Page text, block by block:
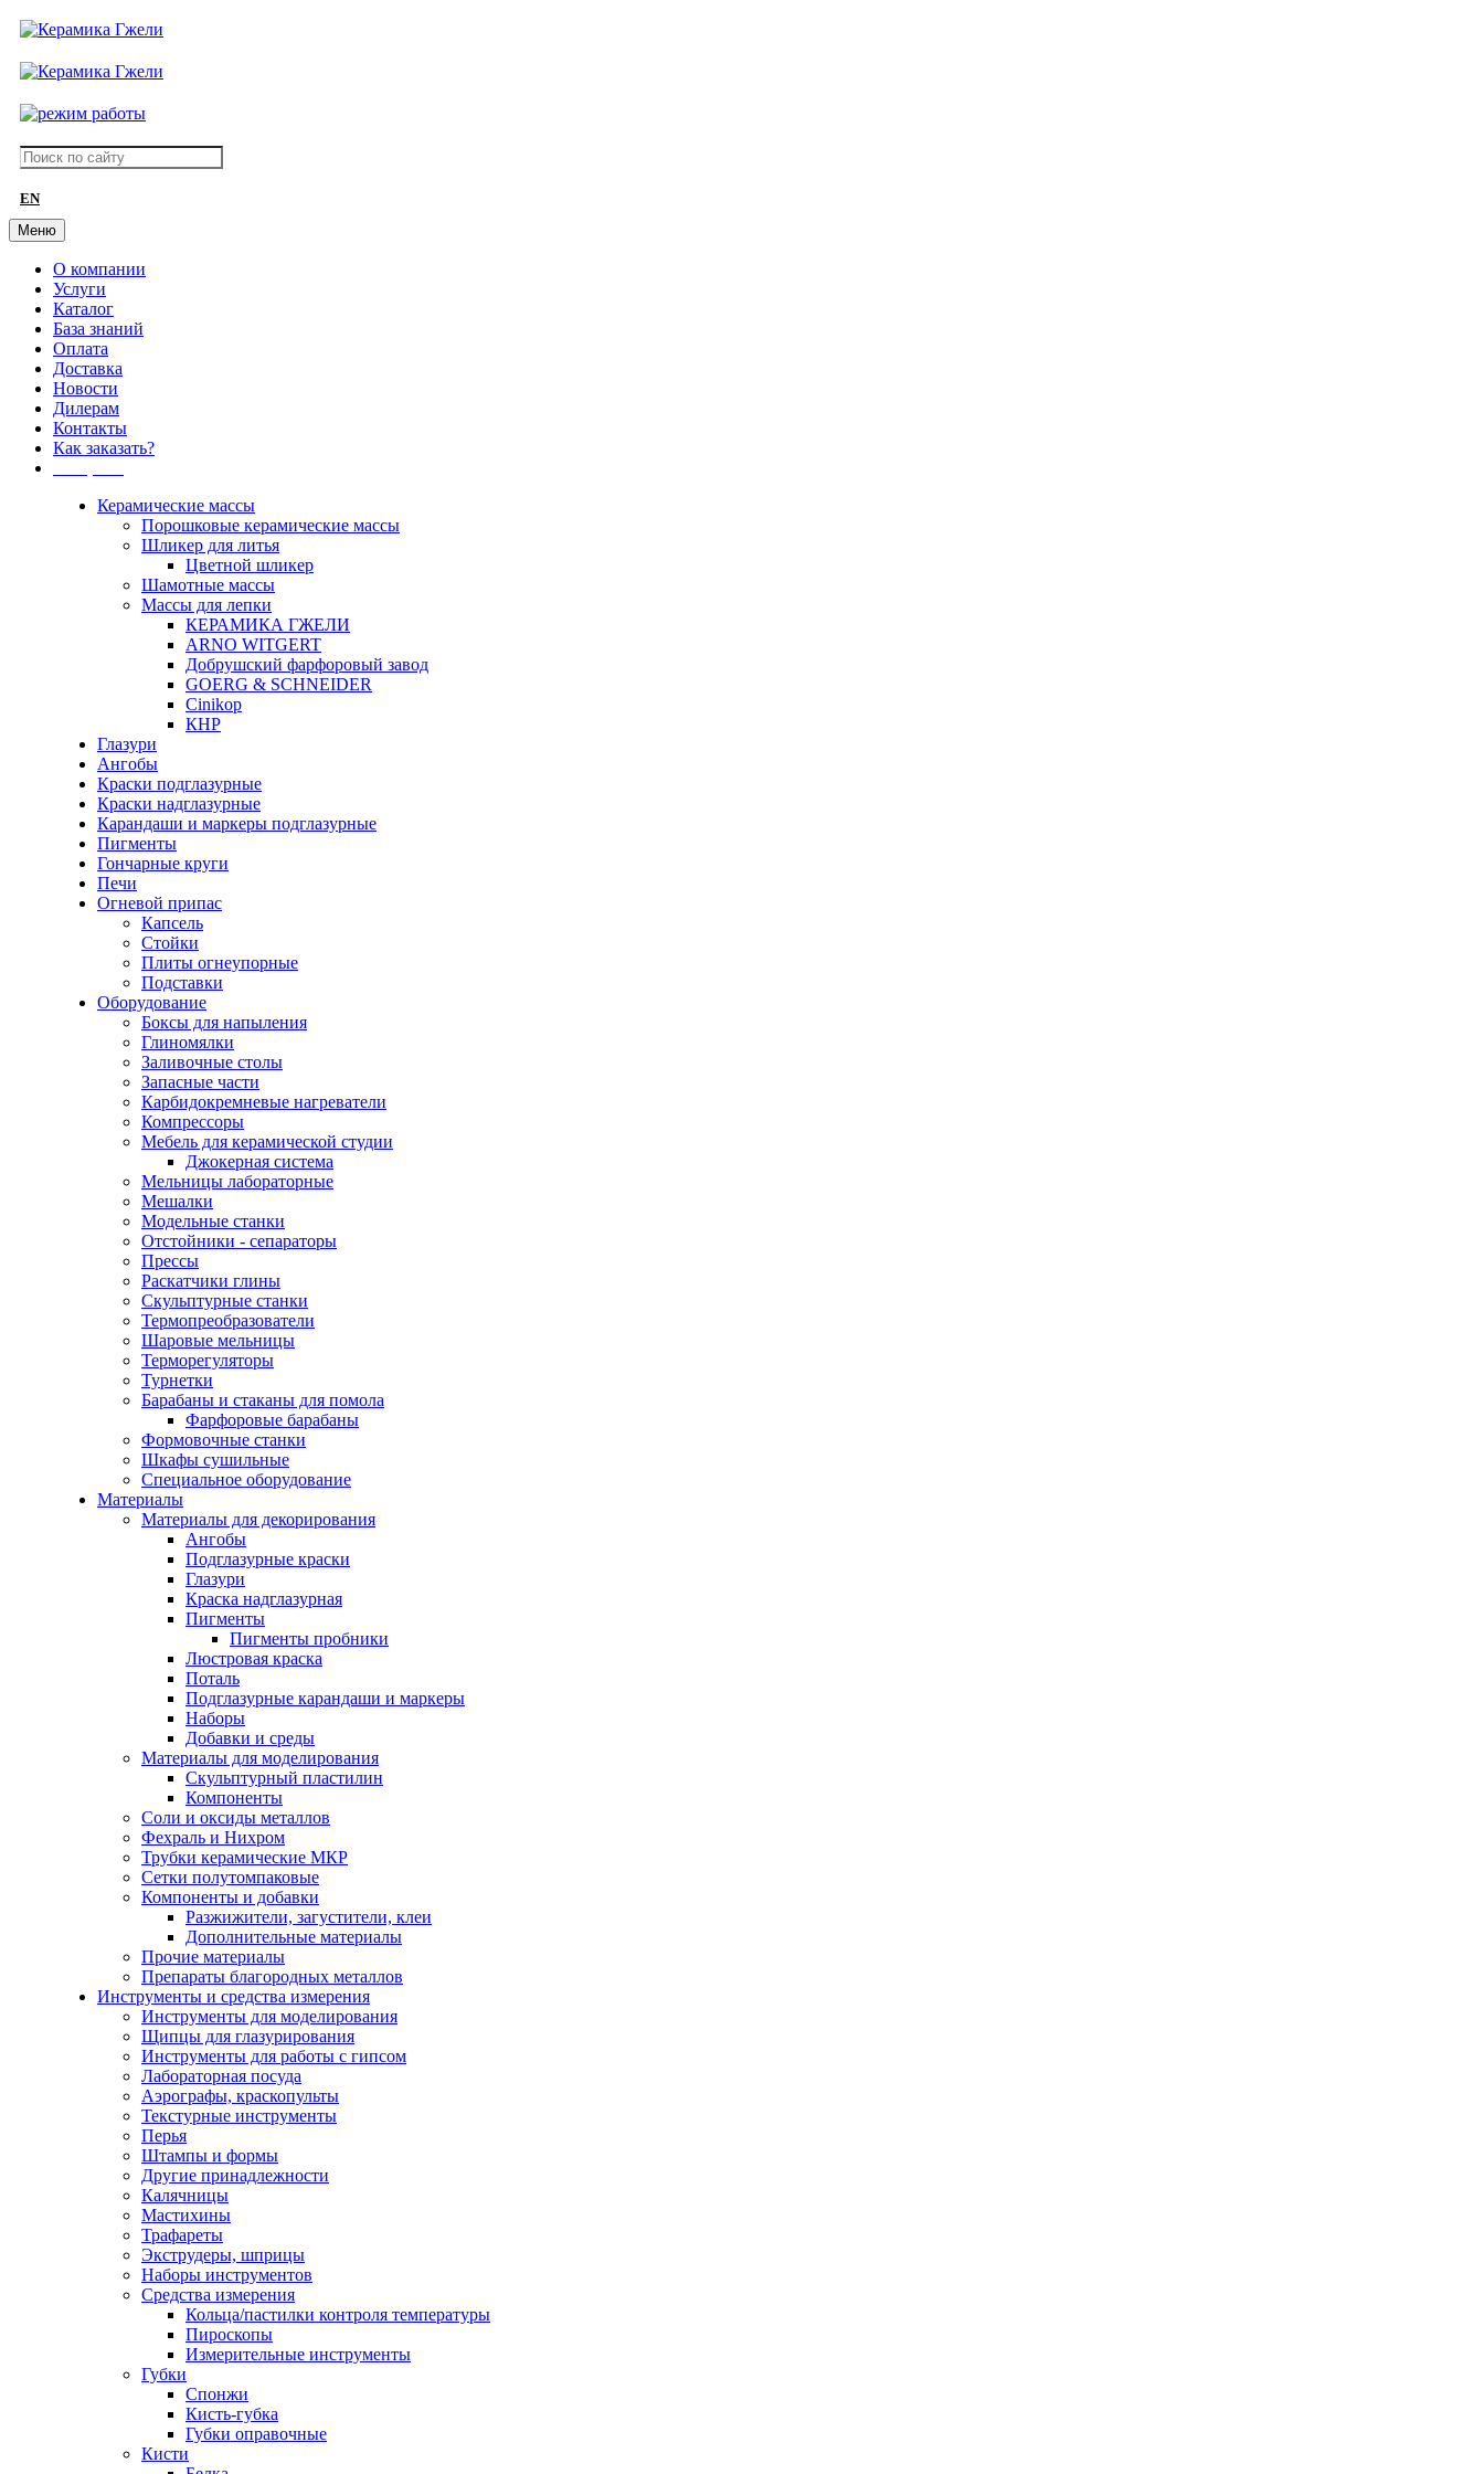
EN
Меню
О компании
Услуги
Каталог
База знаний
Оплата
Доставка
Новости
Дилерам
Контакты
Как заказать?
Керамические массы
Порошковые керамические массы
Шликер для литья
Цветной шликер
Шамотные массы
Массы для лепки
КЕРАМИКА ГЖЕЛИ
ARNO WITGERT
Добрушский фарфоровый завод
GOERG & SCHNEIDER
Cinikop
КНР
Глазури
Ангобы
Краски подглазурные
Краски надглазурные
Карандаши и маркеры подглазурные
Пигменты
Гончарные круги
Печи
Огневой припас
Капсель
Стойки
Плиты огнеупорные
Подставки
Оборудование
Боксы для напыления
Глиномялки
Заливочные столы
Запасные части
Карбидокремневые нагреватели
Компрессоры
Мебель для керамической студии
Джокерная система
Мельницы лабораторные
Мешалки
Модельные станки
Отстойники - сепараторы
Прессы
Раскатчики глины
Скульптурные станки
Термопреобразователи
Шаровые мельницы
Терморегуляторы
Турнетки
Барабаны и стаканы для помола
Фарфоровые барабаны
Формовочные станки
Шкафы сушильные
Специальное оборудование
Материалы
Материалы для декорирования
Ангобы
Подглазурные краски
Глазури
Краска надглазурная
Пигменты
Пигменты пробники
Люстровая краска
Поталь
Подглазурные карандаши и маркеры
Наборы
Добавки и среды
Материалы для моделирования
Скульптурный пластилин
Компоненты
Соли и оксиды металлов
Фехраль и Нихром
Трубки керамические МКР
Сетки полутомпаковые
Компоненты и добавки
Разжижители, загустители, клеи
Дополнительные материалы
Прочие материалы
Препараты благородных металлов
Инструменты и средства измерения
Инструменты для моделирования
Щипцы для глазурирования
Инструменты для работы с гипсом
Лабораторная посуда
Аэрографы, краскопульты
Текстурные инструменты
Перья
Штампы и формы
Другие принадлежности
Калячницы
Мастихины
Трафареты
Экструдеры, шприцы
Наборы инструментов
Средства измерения
Кольца/пастилки контроля температуры
Пироскопы
Измерительные инструменты
Губки
Спонжи
Кисть-губка
Губки оправочные
Кисти